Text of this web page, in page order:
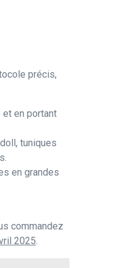
précis,
et en portant
tuniques
en grandes
commandez
2025.